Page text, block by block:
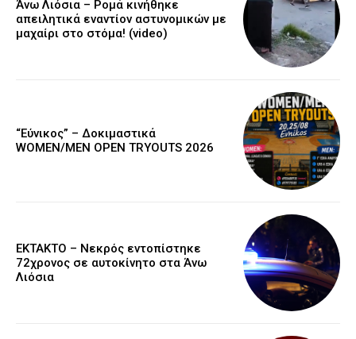
Άνω Λιόσια – Ρομά κινήθηκε
απειλητικά εναντίον αστυνομικών με
μαχαίρι στο στόμα! (video)
“Εύνικος” – Δοκιμαστικά
WOMEN/MEN OPEN TRYOUTS 2026
EKTAKTO – Νεκρός εντοπίστηκε
72χρονος σε αυτοκίνητο στα Άνω
Λιόσια